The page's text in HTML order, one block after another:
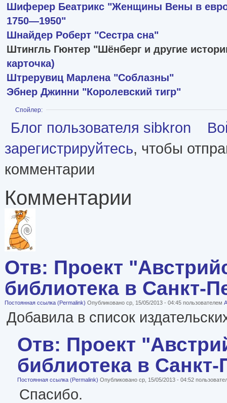
Шиферер Беатрикс "Женщины Вены в
1750—1950"
Шнайдер Роберт "Сестра сна"
Штингль Гюнтер "Шёнберг и другие
карточка)
Штрерувиц Марлена "Соблазны"
Эбнер Джинни "Королевский тигр"
Показать
Спойлер:
Блог пользователя sibkron
зарегистрируйтесь, чтобы
комментарии
Комментарии
Отв: Проект
библиотека в Санкт-
Постоянная ссылка (Permalink) Опубликовано ср, 15/05/2013 - 04:45 пользователем
Добавила в список
Отв: Проект
библиотека в Санкт-
Постоянная ссылка (Permalink) Опубликовано ср, 15/05/2013 - 04:52
Спасибо.